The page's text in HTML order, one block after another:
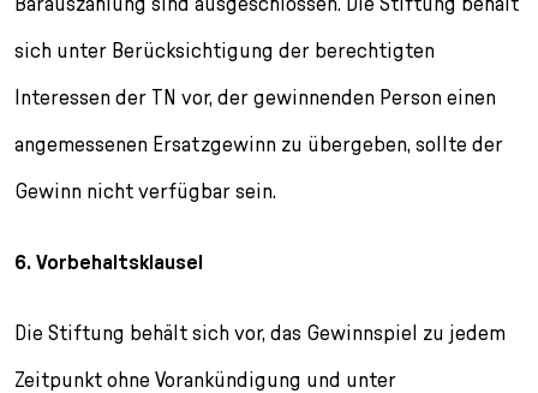
sich unter Berücksichtigung der berechtigten
Interessen der TN vor, der gewinnenden Person einen
angemessenen Ersatzgewinn zu übergeben, sollte der
Gewinn nicht verfügbar sein.
6. Vorbehaltsklausel
Die Stiftung behält sich vor, das Gewinnspiel zu jedem
Zeitpunkt ohne Vorankündigung und unter